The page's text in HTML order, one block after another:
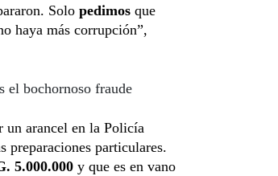
Solo pedimos que
haya más corrupción”,
el bochornoso fraude
un arancel en la Policía
preparaciones particulares.
5.000.000 y que es en vano